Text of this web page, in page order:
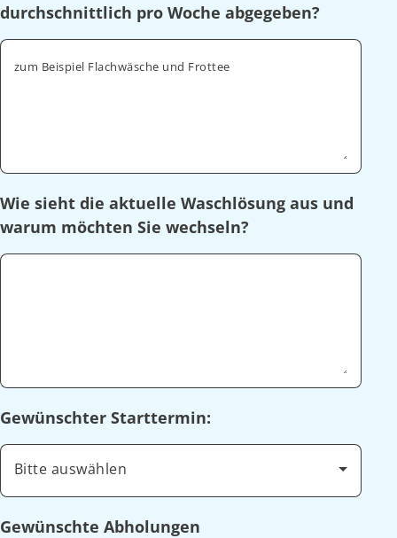
durchschnittlich pro Woche abgegeben?
zum Beispiel Flachwäsche und Frottee
Wie sieht die aktuelle Waschlösung aus und
warum möchten Sie wechseln?
Gewünschter Starttermin:
Bitte auswählen
Gewünschte Abholungen